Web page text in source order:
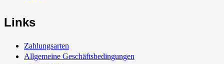
Links
Zahlungsarten
Allgemeine Geschäftsbedingungen